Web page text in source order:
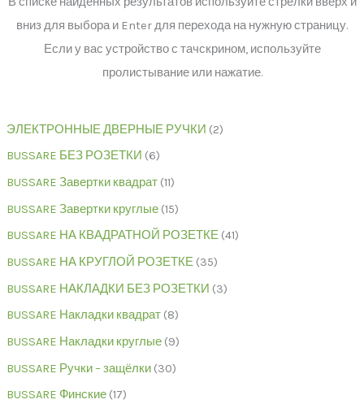
вниз для выбора и Enter для перехода на нужную страницу.
Если у вас устройство с тачскрином, используйте
пролистывание или нажатие.
ЭЛЕКТРОННЫЕ ДВЕРНЫЕ РУЧКИ 2
BUSSARE БЕЗ РОЗЕТКИ 6
BUSSARE Завертки квадрат 11
BUSSARE Завертки круглые 15
BUSSARE НА КВАДРАТНОЙ РОЗЕТКЕ 41
BUSSARE НА КРУГЛОЙ РОЗЕТКЕ 35
BUSSARE НАКЛАДКИ БЕЗ РОЗЕТКИ 3
BUSSARE Накладки квадрат 8
BUSSARE Накладки круглые 9
BUSSARE Ручки – защёлки 30
BUSSARE Финские 17